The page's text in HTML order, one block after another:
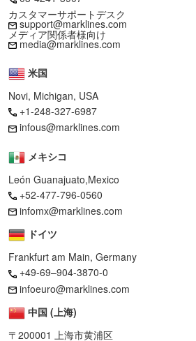
カスタマーサポートデスク
support@marklines.com
メディア関係者様向け
media@marklines.com
米国
Novi, Michigan, USA
+1-248-327-6987
infous@marklines.com
メキシコ
León Guanajuato,Mexico
+52-477-796-0560
infomx@marklines.com
ドイツ
Frankfurt am Main, Germany
+49-69–904-3870-0
infoeuro@marklines.com
中国 (上海)
〒200001 上海市黄浦区